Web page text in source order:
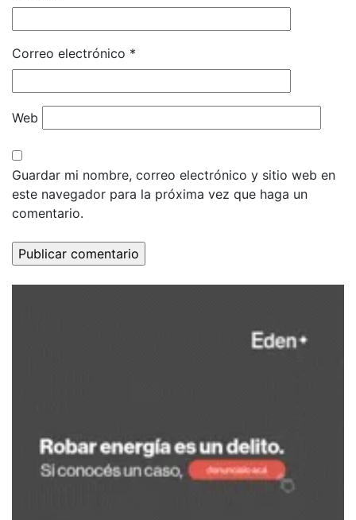
Correo electrónico *
Web
Guardar mi nombre, correo electrónico y sitio web en
este navegador para la próxima vez que haga un
comentario.